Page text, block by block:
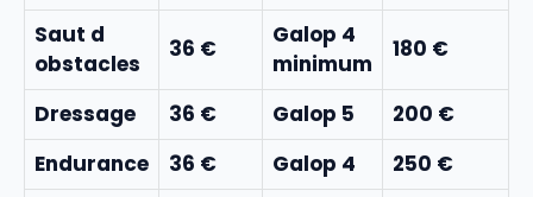
Saut d
obstacles
36 €
Galop 4
minimum
180 €
Dressage 36 € Galop 5
200 €
Endurance
36 € Galop 4
250 €